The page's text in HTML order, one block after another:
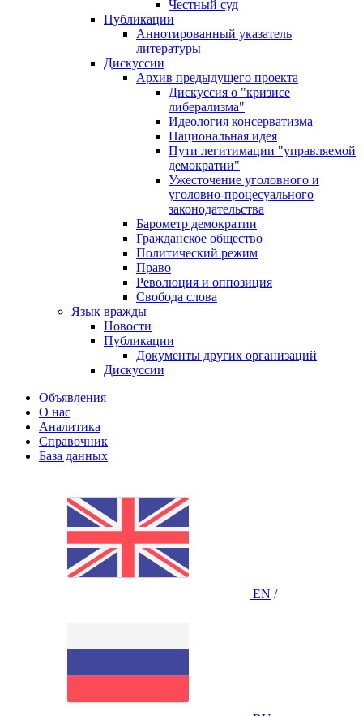
Честный суд
Публикации
Аннотированный указатель
литературы
Дискуссии
Архив предыдущего проекта
Дискуссия о "кризисе
либерализма"
Идеология консерватизма
Национальная идея
Пути легитимации "управляемой
демократии"
Ужесточение уголовного и
уголовно-процесуального
законодательства
Барометр демократии
Гражданское общество
Политический режим
Право
Революция и оппозиция
Свобода слова
Язык вражды
Новости
Публикации
Документы других организаций
Дискуссии
Объявления
О нас
Аналитика
Справочник
База данных
EN /